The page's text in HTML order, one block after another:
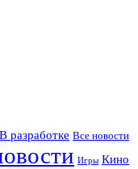
В разработке Все новости
Игры Кино